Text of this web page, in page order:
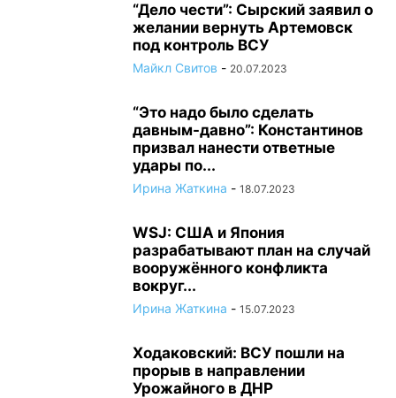
“Дело чести”: Сырский заявил о
желании вернуть Артемовск
под контроль ВСУ
Майкл Свитов - 20.07.2023
“Это надо было сделать
давным-давно”: Константинов
призвал нанести ответные
удары по...
Ирина Жаткина - 18.07.2023
WSJ: США и Япония
разрабатывают план на случай
вооружённого конфликта
вокруг...
Ирина Жаткина - 15.07.2023
Ходаковский: ВСУ пошли на
прорыв в направлении
Урожайного в ДНР